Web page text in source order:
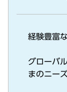
経験豊富
グローバ
まのニー